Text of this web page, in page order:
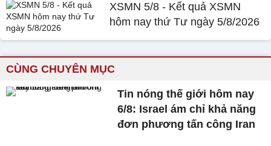
XSMN 5/8 - Kết quả XSMN
hôm nay thứ Tư ngày 5/8/2026
CÙNG CHUYÊN MỤC
Tin nóng thế giới hôm nay
6/8: Israel ám chỉ khả năng
đơn phương tấn công Iran